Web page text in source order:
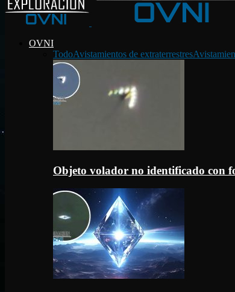
OVNI
TodoAvistamientos de extraterrestres
Objeto volador no identificado con